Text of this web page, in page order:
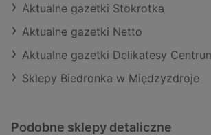
Aktualne gazetki Stokrotka
Aktualne gazetki Netto
Aktualne gazetki Delikatesy
Sklepy Biedronka w Międzyzdroje
Podobne sklepy detaliczne